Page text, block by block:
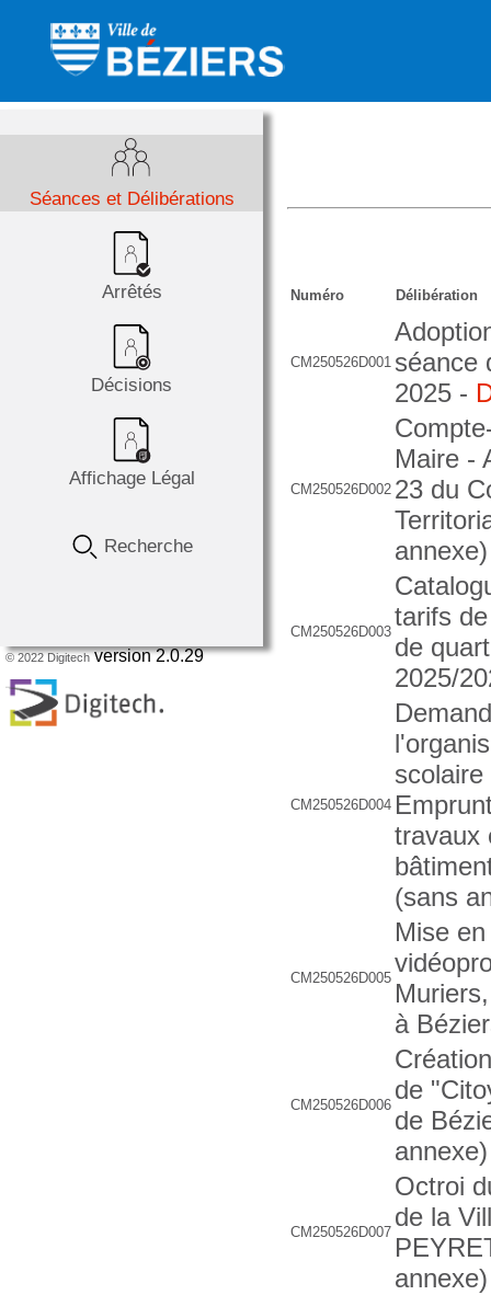
Séances et Délibérations
Arrêtés
Décisions
Affichage Légal
Recherche
© 2022 Digitech version 2.0.29
Numéro Délibération
CM250526D001 séance
2025 -
CM250526D002
Maire -
23 du
annexe)
CM250526D003
tarifs
de
2025/
CM250526D004
travaux
(sans
CM250526D005
Mise
à
CM250526D006
de
de
annexe)
CM250526D007
Octroi
de la
annexe)